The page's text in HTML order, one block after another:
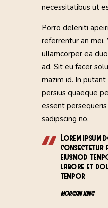
necessitatibus ut
Porro deleniti
referrentur an mei.
ullamcorper ea
ad. Sit eu facer
mazim id. In
persius quaeque
essent
sadipscing no.
Lorem
consectetur
eiusmod
labore et
tempor
MORGAN KING